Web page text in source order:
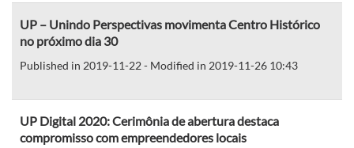
UP – Unindo Perspectivas movimenta Centro Histórico
no próximo dia 30
Published in 2019-11-22 - Modified in 2019-11-26 10:43
UP Digital 2020: Cerimônia de abertura destaca
compromisso com empreendedores locais